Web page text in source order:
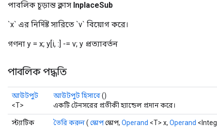
পাবলিক চূড়ান্ত ক্লাস InplaceSub
`x` এর নির্দিষ্ট সারিতে `v` বিয়োগ করে।
গণনা y = x; y[i, :] -= v; y প্রত্যাবর্তন
পাবলিক পদ্ধতি
আউটপুট
<T>
আউটপুট হিসাবে()
একটি টেনসরের প্রতীকী হ্যান্ডেল প্রদান করে।
স্ট্যাটিক
তৈরি করুন( স্কোপস্কোপ, Operand <T> x, Operand